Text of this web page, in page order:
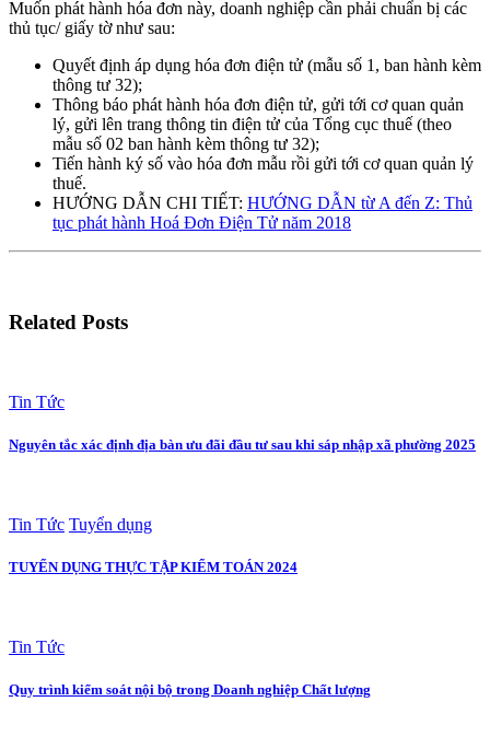
Muốn phát hành hóa đơn này, doanh nghiệp cần phải chuẩn bị các
thủ tục/ giấy tờ như sau:
Quyết định áp dụng hóa đơn điện tử (mẫu số 1, ban hành kèm
thông tư 32);
Thông báo phát hành hóa đơn điện tử, gửi tới cơ quan quản
lý, gửi lên trang thông tin điện tử của Tổng cục thuế (theo
mẫu số 02 ban hành kèm thông tư 32);
Tiến hành ký số vào hóa đơn mẫu rồi gửi tới cơ quan quản lý
thuế.
HƯỚNG DẪN CHI TIẾT: HƯỚNG DẪN từ A đến Z: Thủ
tục phát hành Hoá Đơn Điện Tử năm 2018
Related Posts
Tin Tức
Nguyên tắc xác định địa bàn ưu đãi đầu tư sau khi sáp nhập xã phường 2025
Tin Tức Tuyển dụng
TUYỂN DỤNG THỰC TẬP KIỂM TOÁN 2024
Tin Tức
Quy trình kiểm soát nội bộ trong Doanh nghiệp Chất lượng